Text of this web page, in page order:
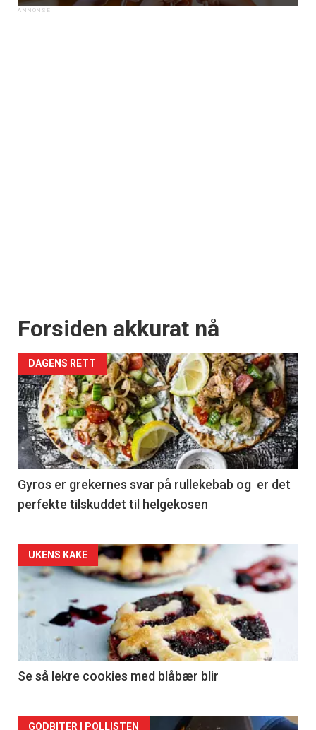
Forsiden akkurat nå
DAGENS RETT
Gyros er grekernes svar på rullekebab og er det
perfekte tilskuddet til helgekosen
Forsiden
akkurat
nå
2
UKENS KAKE
Se så lekre cookies med blåbær blir
GODBITER I POLLISTEN